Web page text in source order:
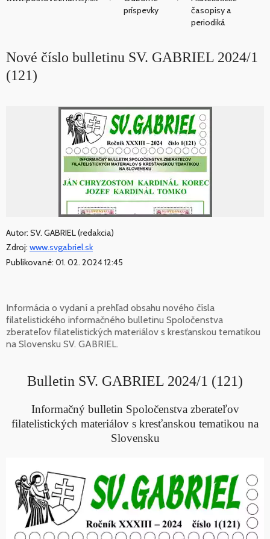
príspevky
časopisy a
periodiká
Nové číslo bulletinu SV. GABRIEL 2024/1
(121)
Autor: SV. GABRIEL (redakcia)
Zdroj: www.svgabriel.sk
Publikované: 01. 02. 2024 12:45
Informácia o vydaní a prehľad obsahu nového čísla
filatelistického informačného bulletinu Spoločenstva
zberateľov filatelistických materiálov s kresťanskou tematikou
na Slovensku SV. GABRIEL.
Bulletin SV. GABRIEL 2024/1 (121)
Informačný bulletin Spoločenstva zberateľov
filatelistických materiálov s kresťanskou tematikou na
Slovensku